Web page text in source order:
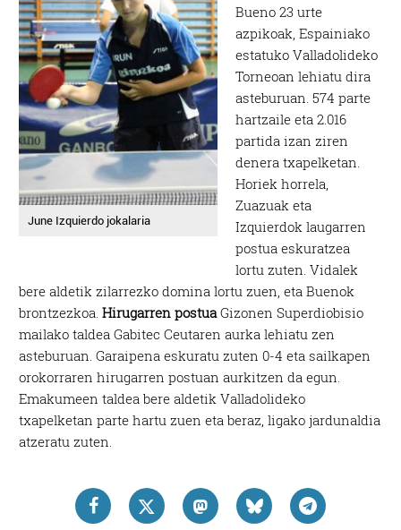
June Izquierdo jokalaria
Bueno 23 urte
azpikoak, Espainiako
estatuko Valladolideko
Torneoan lehiatu dira
asteburuan. 574 parte
hartzaile eta 2.016
partida izan ziren
denera txapelketan.
Horiek horrela,
Zuazuak eta
Izquierdok laugarren
postua eskuratzea
lortu zuten. Vidalek
bere aldetik zilarrezko domina lortu zuen, eta Buenok
brontzezkoa.Hirugarren postuaGizonen Superdiobisio
mailako taldea Gabitec Ceutaren aurka lehiatu zen
asteburuan. Garaipena eskuratu zuten 0-4 eta sailkapen
orokorraren hirugarren postuan aurkitzen da egun.
Emakumeen taldea bere aldetik Valladolideko
txapelketan parte hartu zuen eta beraz, ligako jardunaldia
atzeratu zuten.